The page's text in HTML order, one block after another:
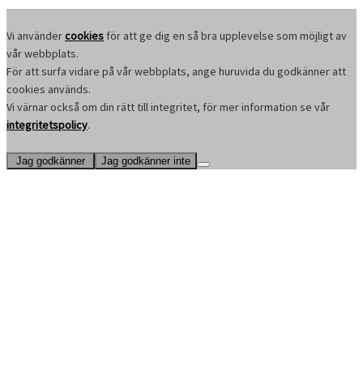
Vi användercookies för att ge dig en så bra upplevelse som möjligt av
vår webbplats.
För att surfa vidare på vår webbplats, ange huruvida du godkänner att
cookies används.
Vi värnar också om din rätt till integritet, för mer information se vår
integritetspolicy.
Jag godkänner Jag godkänner inte